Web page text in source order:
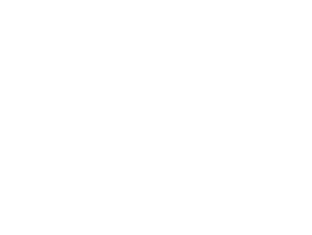
kopieringshandelsprovisioner